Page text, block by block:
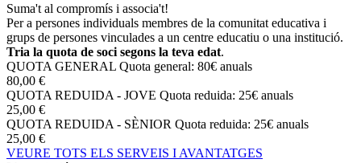
Suma't al compromís i associa't!
Per a persones individuals membres de la comunitat educativa i
grups de persones vinculades a un centre educatiu o una institució.
Tria la quota de soci segons la teva edat.
QUOTA GENERAL Quota general: 80€ anuals
80,00 €
QUOTA REDUIDA - JOVE Quota reduida: 25€ anuals
25,00 €
QUOTA REDUIDA - SÈNIOR Quota reduida: 25€ anuals
25,00 €
VEURE TOTS ELS SERVEIS I AVANTATGES